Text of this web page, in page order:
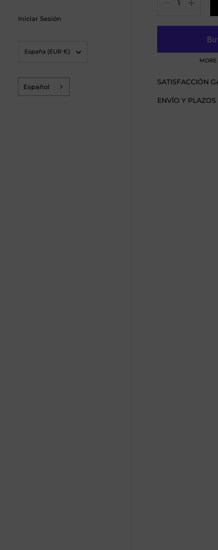
Iniciar Sesión
España (EUR €)
Español
MORE
SATISFACCIÓN
ENVÍO Y PLAZOS